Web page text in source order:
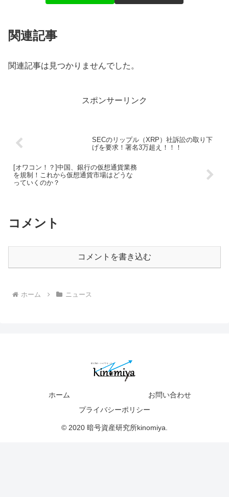
関連記事
関連記事は見つかりませんでした。
スポンサーリンク
SECのリップル（XRP）社訴訟の取り下
げを要求！署名3万超え！！！
[オワコン！？]中国、銀行の仮想通貨業務
を規制！これから仮想通貨市場はどうな
っていくのか？
コメント
コメントを書き込む
ホーム ニュース
ホーム
お問い合わせ
プライバシーポリシー
© 2020 暗号資産研究所kinomiya.